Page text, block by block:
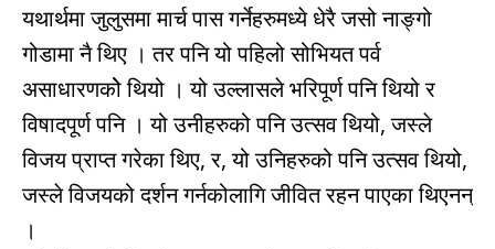
यथार्थमा जुलुसमा मार्च पास गर्नेहरुमध्ये धेरै जसो नाङ्गो
गोडामा नै थिए । तर पनि यो पहिलो सोभियत पर्व
असाधारणकोे थियो । यो उल्लासले भरिपूर्ण पनि थियो र
विषादपूर्ण पनि । यो उनीहरुको पनि उत्सव थियो, जस्ले
विजय प्राप्त गरेका थिए, र, यो उनिहरुको पनि उत्सव थियो,
जस्ले विजयको दर्शन गर्नकोलागि जीवित रहन पाएका थिएनन्
।